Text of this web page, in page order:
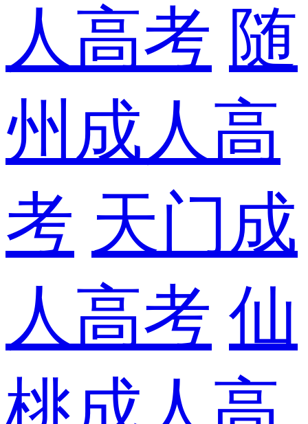
人高考 随
州成人高
考 天门成
人高考 仙